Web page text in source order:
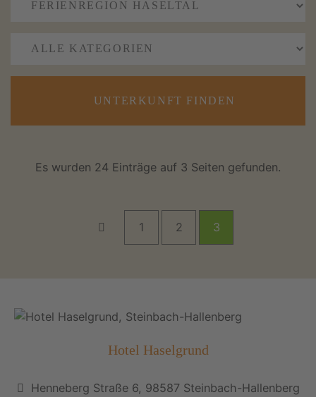
UNTERKUNFT FINDEN
Es wurden 24 Einträge auf 3 Seiten gefunden.
1 2 3
Hotel Haselgrund
Henneberg Straße 6, 98587 Steinbach-Hallenberg